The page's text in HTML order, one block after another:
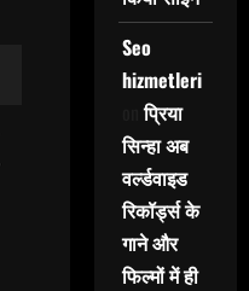
Seo
hizmetleri
onप्रिया
सिन्हा अब
वर्ल्डवाइड
रिकॉर्ड्स के
गाने और
फिल्मों में ही